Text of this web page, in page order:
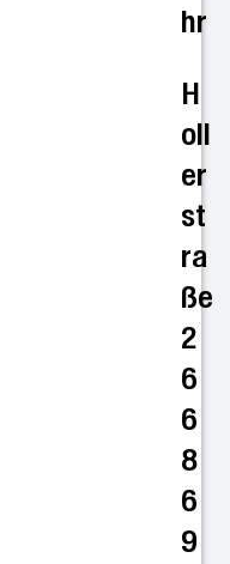
hr
H
oll
er
st
ra
ße
2
6
6
8
6
9